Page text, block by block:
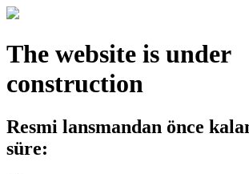
The website is under
construction
Resmi lansmandan önce
süre: